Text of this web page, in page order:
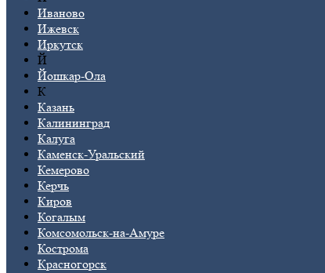
Иваново
Ижевск
Иркутск
Й
Йошкар-Ола
К
Казань
Калининград
Калуга
Каменск-Уральский
Кемерово
Керчь
Киров
Когалым
Комсомольск-на-Амуре
Кострома
Красногорск